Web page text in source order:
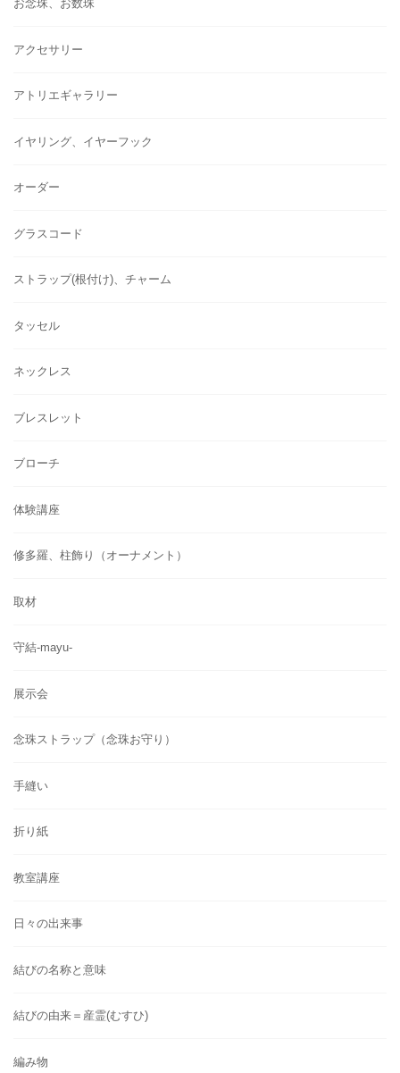
お念珠、お数珠
アクセサリー
アトリエギャラリー
イヤリング、イヤーフック
オーダー
グラスコード
ストラップ(根付け)、チャーム
タッセル
ネックレス
ブレスレット
ブローチ
体験講座
修多羅、柱飾り（オーナメント）
取材
守結-mayu-
展示会
念珠ストラップ（念珠お守り）
手縫い
折り紙
教室講座
日々の出来事
結びの名称と意味
結びの由来＝産霊(むすひ)
編み物